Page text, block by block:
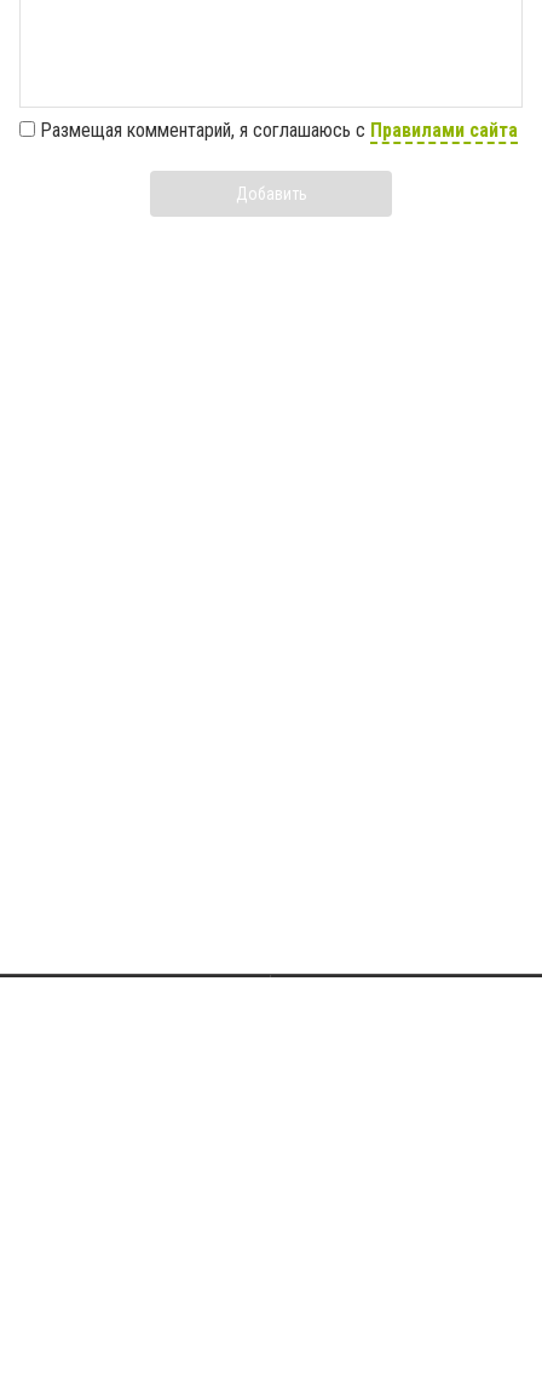
Размещая комментарий, я соглашаюсь с Правилами сайта
Добавить